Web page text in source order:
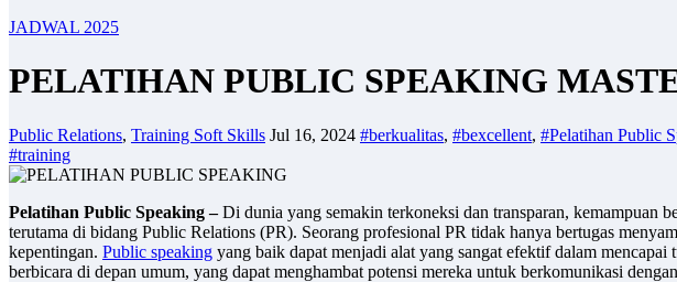
JADWAL 2025
PELATIHAN PUBLIC SPEAKING
Public Relations, Training Soft Skills Jul 16, 2024 #berkualitas, #bexcellent, #Pelatihan Public
#training
Pelatihan Public Speaking –Di dunia yang semakin terkoneksi dan transparan, kemampuan
terutama di bidang Public Relations (PR). Seorang profesional PR tidak hanya bertugas
kepentingan. Public speaking yang baik dapat menjadi alat yang sangat efektif dalam
berbicara di depan umum, yang dapat menghambat potensi mereka untuk berkomunikasi